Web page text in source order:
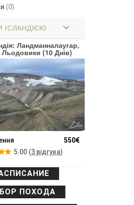
(0)
ІСЛАНДІЄЮ
Ландманналаугар,
Льодовики (10 Днів)
550€
5.00 (3 вiдгука)
ПОХОДА